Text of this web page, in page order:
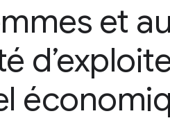
et